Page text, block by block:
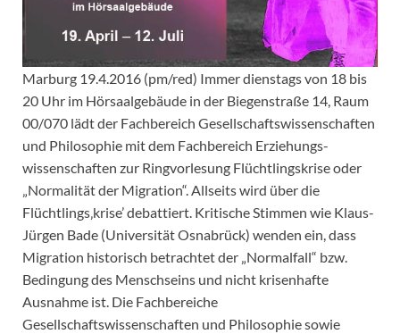
Marburg 19.4.2016 (pm/red) Immer dienstags von 18 bis
20 Uhr im Hörsaalgebäude in der Biegenstraße 14, Raum
00/070 lädt der Fachbereich Gesellschaftswissenschaften
und Philosophie mit dem Fachbereich Erziehungs­
wissenschaften zur Ringvorlesung Flüchtlingskrise oder
„Normalität der Migration“. Allseits wird über die
Flüchtlings‚krise’ debattiert. Kritische Stimmen wie Klaus-
Jürgen Bade (Universität Osnabrück) wenden ein, dass
Migration historisch betrachtet der „Normalfall“ bzw.
Bedingung des Menschseins und nicht krisenhafte
Ausnahme ist. Die Fachbereiche
Gesellschaftswissenschaften und Philosophie sowie